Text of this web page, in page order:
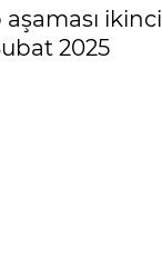
ikinci
2025